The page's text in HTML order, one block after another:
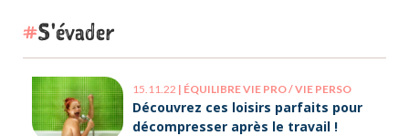
S'évader
15.11.22 | ÉQUILIBRE VIE PRO / VIE PERSO
Découvrez ces loisirs parfaits pour
décompresser après le travail !